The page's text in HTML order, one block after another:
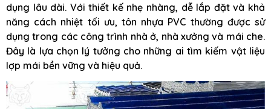
dụng lâu dài. Với thiết kế nhẹ nhàng, dễ lắp đặt và khả
năng cách nhiệt tối ưu, tôn nhựa PVC thường được sử
dụng trong các công trình nhà ở, nhà xưởng và mái che.
Đây là lựa chọn lý tưởng cho những ai tìm kiếm vật liệu
lợp mái bền vững và hiệu quả.